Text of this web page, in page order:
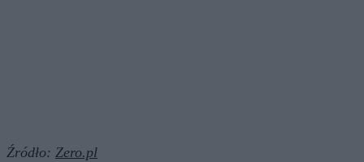
Źródło: Zero.pl